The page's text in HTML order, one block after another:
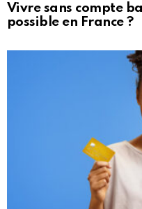
Vivre sans compte
possible en France ?